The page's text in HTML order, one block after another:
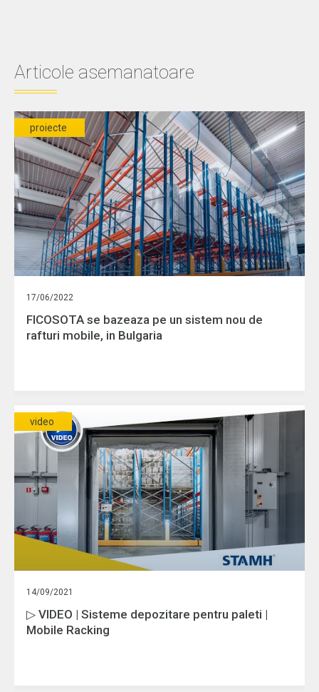
Articole asemanatoare
proiecte
17/06/2022
FICOSOTA se bazeaza pe un sistem nou de
rafturi mobile, in Bulgaria
video
14/09/2021
▷ VIDEO | Sisteme depozitare pentru paleti |
Mobile Racking